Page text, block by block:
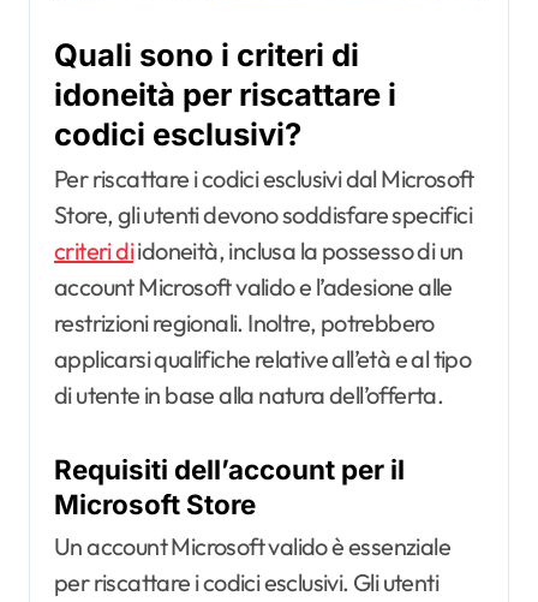
Quali sono i criteri di
idoneità per riscattare i
codici esclusivi?
Per riscattare i codici esclusivi dal Microsoft
Store, gli utenti devono soddisfare specifici
criteri diidoneità, inclusa la possesso di un
account Microsoft valido e l’adesione alle
restrizioni regionali. Inoltre, potrebbero
applicarsi qualifiche relative all’età e al tipo
di utente in base alla natura dell’offerta.
Requisiti dell’account per il
Microsoft Store
Un account Microsoft valido è essenziale
per riscattare i codici esclusivi. Gli utenti